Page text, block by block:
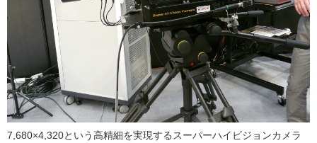
7,680×4,320という高精細を実現するスーパーハイビジョンカメラ